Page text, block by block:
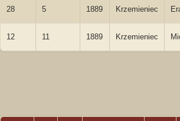
28 5 1889 Krzemieniec
12 11 1889 Krzemieniec